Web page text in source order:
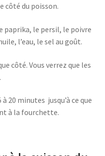
côté du poisson.
paprika, le persil, le poivre
l’eau, le sel au goût.
côté. Vous verrez que les
20 minutes jusqu’à ce que
à la fourchette.